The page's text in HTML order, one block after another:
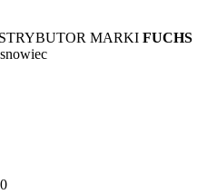
MARKI FUCHS